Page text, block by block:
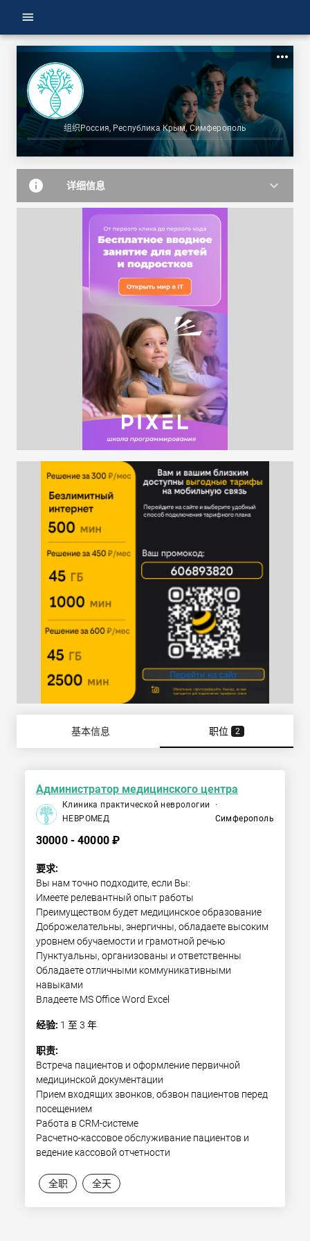
menu
more_horiz
组织Россия, Республика Крым, Симферополь
info 详细信息 keyboard_arrow_down
基本信息 职位 2
Администратор медицинского центра
Клиника практической неврологии
НЕВРОМЕД
·
Симферополь
30000 - 40000 ₽
要求:
Вы нам точно подходите, если Вы:
Имеете релевантный опыт работы
Преимуществом будет медицинское образование
Доброжелательны, энергичны, обладаете высоким
уровнем обучаемости и грамотной речью
Пунктуальны, организованы и ответственны
Обладаете отличными коммуникативными
навыками
Владеете MS Office Word Excel
经验: 1 至 3 年
职责:
Встреча пациентов и оформление первичной
медицинской документации
Прием входящих звонков, обзвон пациентов перед
посещением
Работа в CRM-системе
Расчетно-кассовое обслуживание пациентов и
ведение кассовой отчетности
全职 全天